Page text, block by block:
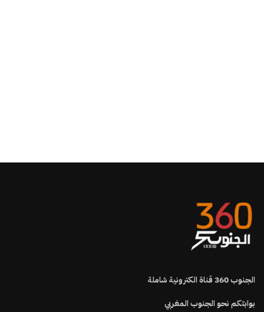
الجنوب360قناة الكترونية شاملة
بوابتكم نحو الجنوب المغربي